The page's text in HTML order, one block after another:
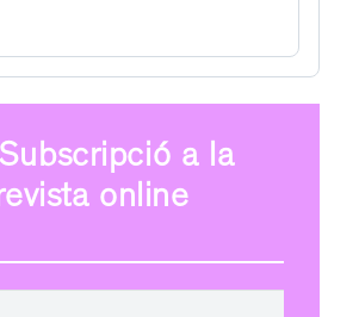
Subscripció a la
online